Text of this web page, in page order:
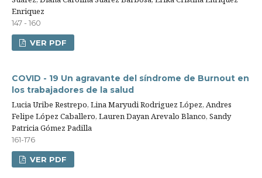
Enriquez
147 - 160
VER PDF
COVID - 19 Un agravante del síndrome de Burnout en
los trabajadores de la salud
Lucia Uribe Restrepo, Lina Maryudi Rodriguez López, Andres
Felipe López Caballero, Lauren Dayan Arevalo Blanco, Sandy
Patricia Gómez Padilla
161-176
VER PDF